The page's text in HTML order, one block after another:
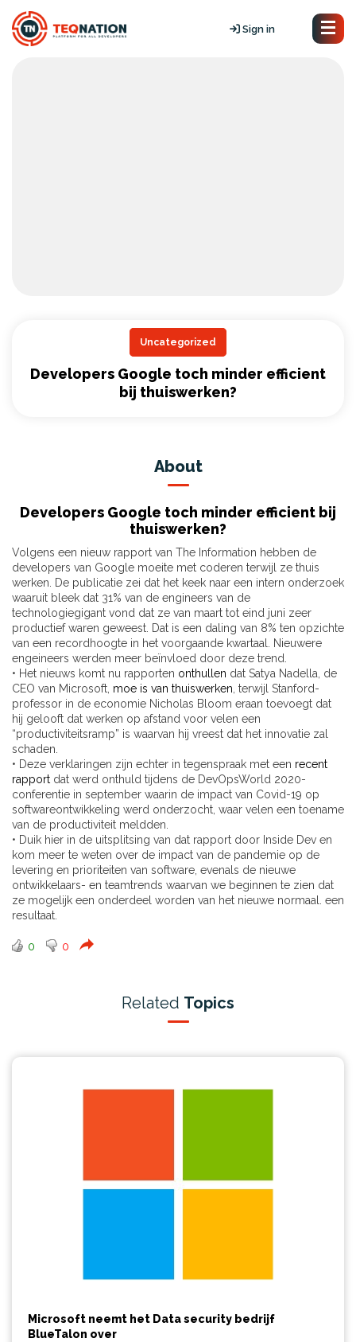
Sign in
Uncategorized
Developers Google toch minder efficient
bij thuiswerken?
About
Developers Google toch minder efficient bij
thuiswerken?
Volgens een nieuw rapport van The Information hebben de
developers van Google moeite met coderen terwijl ze thuis
werken. De publicatie zei dat het keek naar een intern onderzoek
waaruit bleek dat 31% van de engineers van de
technologiegigant vond dat ze van maart tot eind juni zeer
productief waren geweest. Dat is een daling van 8% ten opzichte
van een recordhoogte in het voorgaande kwartaal. Nieuwere
engeineers werden meer beïnvloed door deze trend.
• Het nieuws komt nu rapporten onthullen dat Satya Nadella, de
CEO van Microsoft, moe is van thuiswerken, terwijl Stanford-
professor in de economie Nicholas Bloom eraan toevoegt dat
hij gelooft dat werken op afstand voor velen een
“productiviteitsramp” is waarvan hij vreest dat het innovatie zal
schaden.
• Deze verklaringen zijn echter in tegenspraak met een recent
rapport dat werd onthuld tijdens de DevOpsWorld 2020-
conferentie in september waarin de impact van Covid-19 op
softwareontwikkeling werd onderzocht, waar velen een toename
van de productiviteit meldden.
• Duik hier in de uitsplitsing van dat rapport door Inside Dev en
kom meer te weten over de impact van de pandemie op de
levering en prioriteiten van software, evenals de nieuwe
ontwikkelaars- en teamtrends waarvan we beginnen te zien dat
ze mogelijk een onderdeel worden van het nieuwe normaal. een
resultaat.
0 0
Related Topics
Microsoft neemt het Data security bedrijf
BlueTalon over